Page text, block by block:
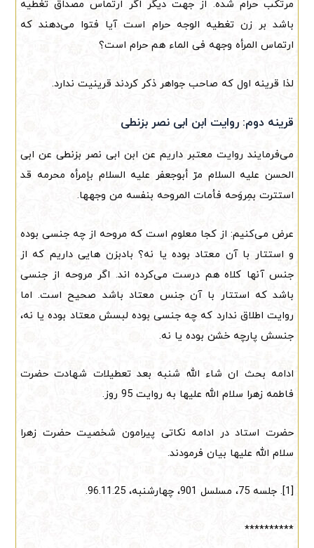
مرتکب حرام شده. از جهت دیگر اگر ارتماس مصداق تغطیه
باشد بر زن تغطیه الوجه حرام است آیا فتوا می‌دهند که
ارتماس المرأه وجهه فی الماء هم حرام است؟
لذا قرینه اول که صاحب جواهر ذکر کردند قرینیت ندارد.
قرینه دوم: روایت ابن ابی نصر بزنطی
می‌فرمایند روایت معتبر داریم عن ابن ابی نصر بزنطی عن ابی
الحسن علیه السلام مرّ أبوجعفر علیه السلام بإمرأه محرمه قد
استترت بمِروَحه فأمات المروحه بنفسه من وجهها.
عرض می‌کنیم: از کجا معلوم است که مروحه از چه جنسی بوده
و استتار با آن معتاد بوده یا نه؟ بادبزن هایی داریم که از
جنس آنها کلاه هم درست می‌کرده اند. اگر مروحه از جنسی
باشد که استتار با آن جنس معتاد باشد صحیح است. اما
روایت اطلاق ندارد که چه جنسی بوده لبسش معتاد بوده یا نه،
جنسش پارچه خشن بوده یا نه.
ادامه بحث ان شاء الله شنبه بعد تعطیلات شهادت حضرت
فاطمه زهرا سلام الله علیها به روایت 95 روز.
حضرت استاد در ادامه نکاتی پیرامون شخصیت حضرت زهرا
سلام الله علیها بیان فرمودند.
[1]. جلسه 75، مسلسل 901، چهارشنبه، 96.11.25.
**********